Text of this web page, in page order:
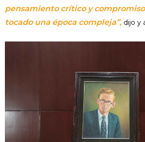
pensamiento crítico y
tocado una época compleja”, dijo y